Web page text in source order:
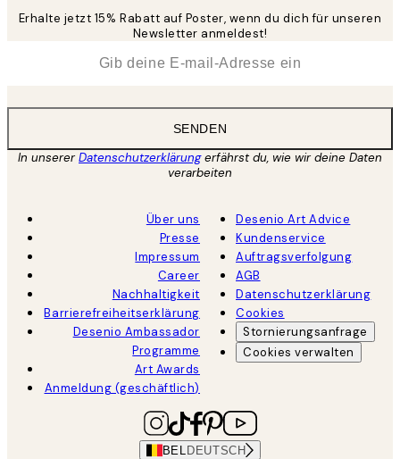
Erhalte jetzt 15% Rabatt auf Poster, wenn du dich für unseren
Newsletter anmeldest!
SENDEN
In unsererDatenschutzerklärungerfährst du, wie wir deine Daten
verarbeiten
Über uns
Presse
Impressum
Career
Nachhaltigkeit
Barrierefreiheitserklärung
Desenio Ambassador
Programme
Art Awards
Anmeldung (geschäftlich)
Desenio Art Advice
Kundenservice
Auftragsverfolgung
AGB
Datenschutzerklärung
Cookies
Stornierungsanfrage
Cookies verwalten
BEL DEUTSCH